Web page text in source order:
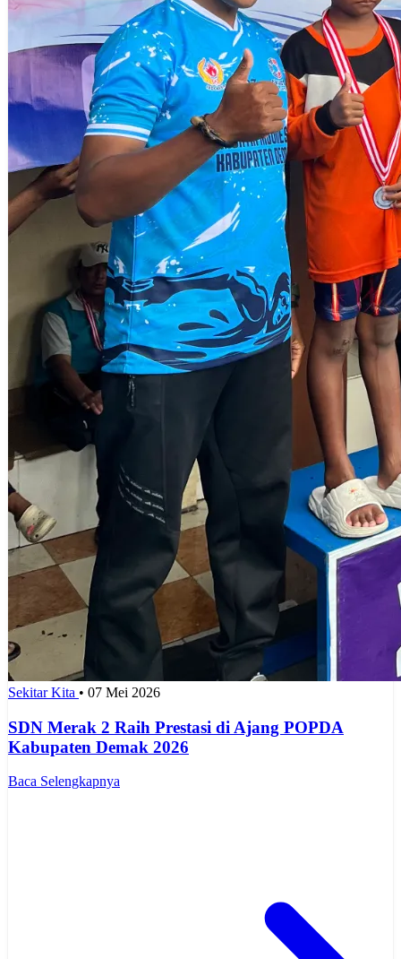
Sekitar Kita • 07 Mei 2026
SDN Merak 2 Raih Prestasi di Ajang POPDA
Kabupaten Demak 2026
Baca Selengkapnya